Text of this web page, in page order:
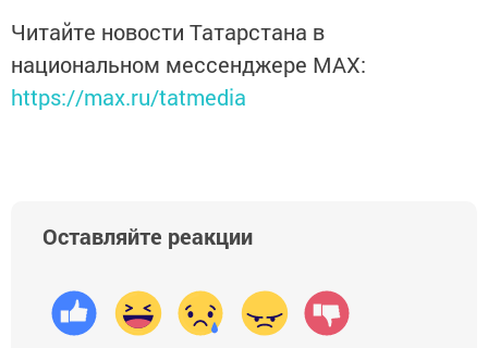
Читайте новости Татарстана в
национальном мессенджере MАХ:
https://max.ru/tatmedia
Оставляйте реакции